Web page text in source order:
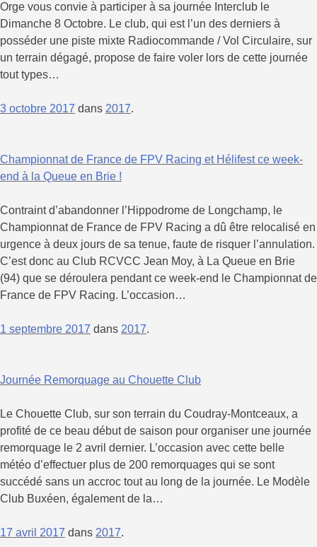
Orge vous convie à participer à sa journée Interclub le
Dimanche 8 Octobre. Le club, qui est l’un des derniers à
posséder une piste mixte Radiocommande / Vol Circulaire, sur
un terrain dégagé, propose de faire voler lors de cette journée
tout types…
3 octobre 2017 dans 2017.
Championnat de France de FPV Racing et Hélifest ce week-
end à la Queue en Brie !
Contraint d’abandonner l’Hippodrome de Longchamp, le
Championnat de France de FPV Racing a dû être relocalisé en
urgence à deux jours de sa tenue, faute de risquer l’annulation.
C’est donc au Club RCVCC Jean Moy, à La Queue en Brie
(94) que se déroulera pendant ce week-end le Championnat de
France de FPV Racing. L’occasion…
1 septembre 2017 dans 2017.
Journée Remorquage au Chouette Club
Le Chouette Club, sur son terrain du Coudray-Montceaux, a
profité de ce beau début de saison pour organiser une journée
remorquage le 2 avril dernier. L’occasion avec cette belle
météo d’effectuer plus de 200 remorquages qui se sont
succédé sans un accroc tout au long de la journée. Le Modèle
Club Buxéen, également de la…
17 avril 2017 dans 2017.